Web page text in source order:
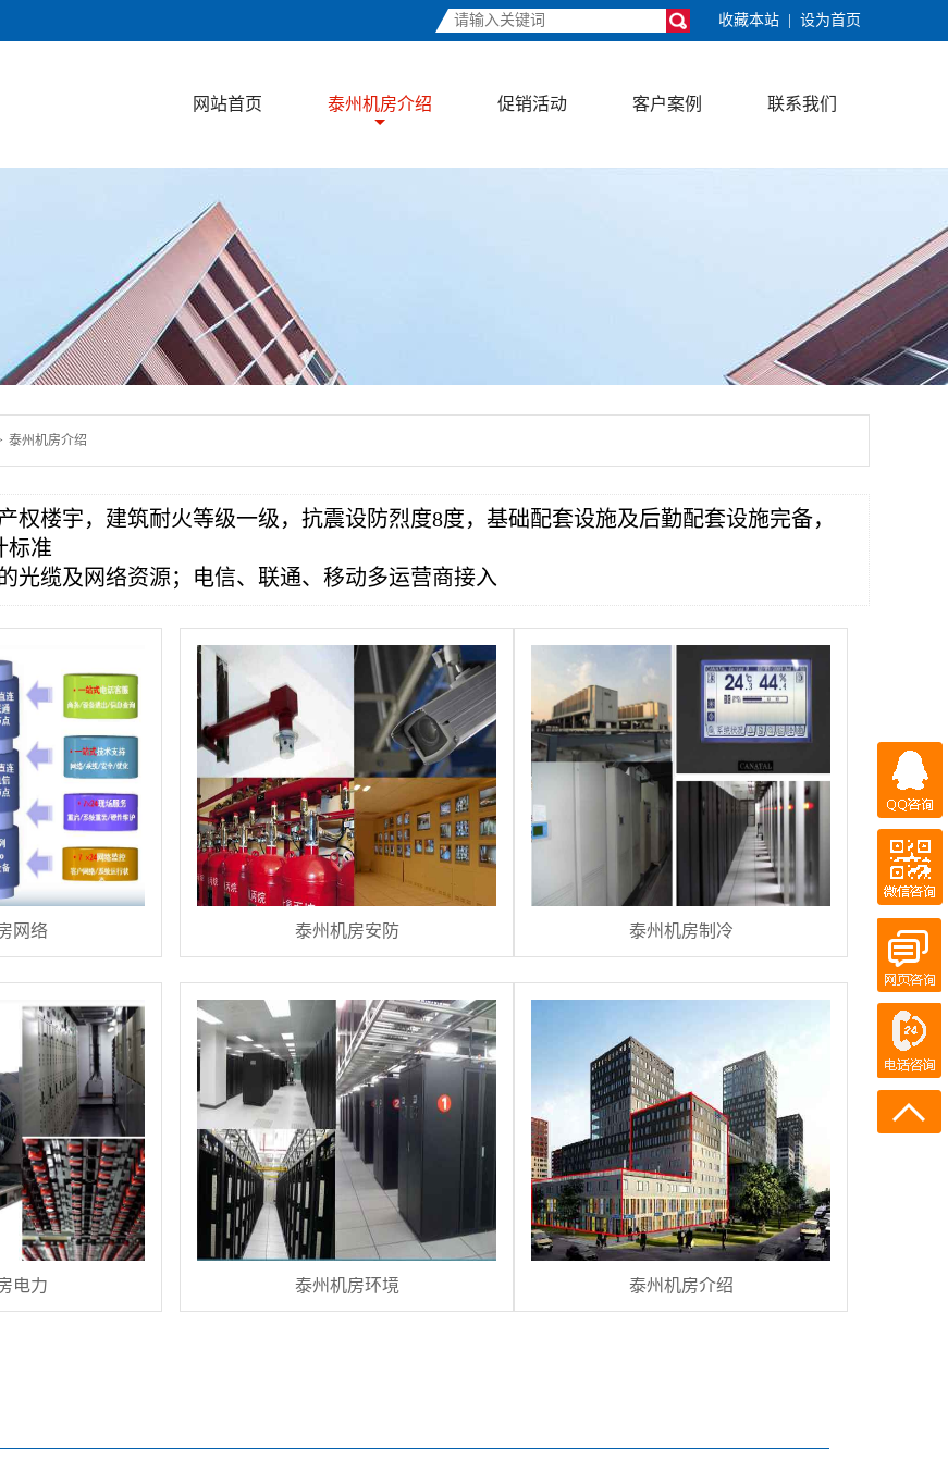
收藏本站 设为首页
网站首页 泰州机房介绍 促销活动 客户案例 联系我们
泰州机房介绍
权楼宇，建筑耐火等级一级，抗震设防烈度8度，基础配套设施及后勤配套设施完备，
标准
光缆及网络资源；电信、联通、移动多运营商接入
网络 泰州机房安防 泰州机房制冷
电力 泰州机房环境 泰州机房介绍
QQ咨询
QQ客服
微信咨询
百度商桥
400-700-7300
186-0215-4110